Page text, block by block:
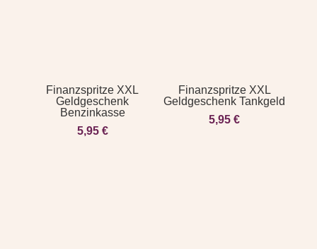
Finanzspritze XXL
Geldgeschenk
Benzinkasse
5,95 €
Finanzspritze XXL
Geldgeschenk Tankgeld
5,95€